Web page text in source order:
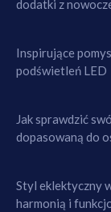
dodatki z
Inspirujące
podświetleń LED
Jak sprawdzić
dopasowaną do
Styl eklektyczny
harmonią i